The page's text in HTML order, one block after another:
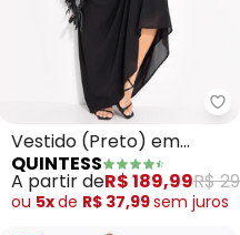
Trama - Vestido Longo
Vestido (Preto) em
Crepe Plano
QUINTESS
A partir deR$ 189,99R$
ou 5xde R$ 37,99sem juros